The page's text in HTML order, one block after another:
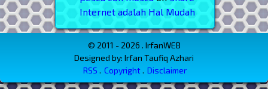
Internet adalah Hal Mudah
© 2011 - 2026 . IrfanWEB
Designed by: Irfan Taufiq Azhari
Menu Footer
RSS Copyright Disclaimer